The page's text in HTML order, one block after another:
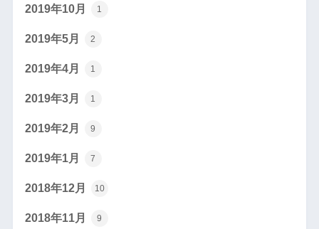
2019年10月 1
2019年5月 2
2019年4月 1
2019年3月 1
2019年2月 9
2019年1月 7
2018年12月 10
2018年11月 9